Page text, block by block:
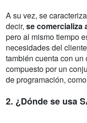
A su vez, se
decir, se comercializa
pero al mismo tiempo
necesidades del
también cuenta con
compuesto por un
de programación,
2. ¿Dónde se usa